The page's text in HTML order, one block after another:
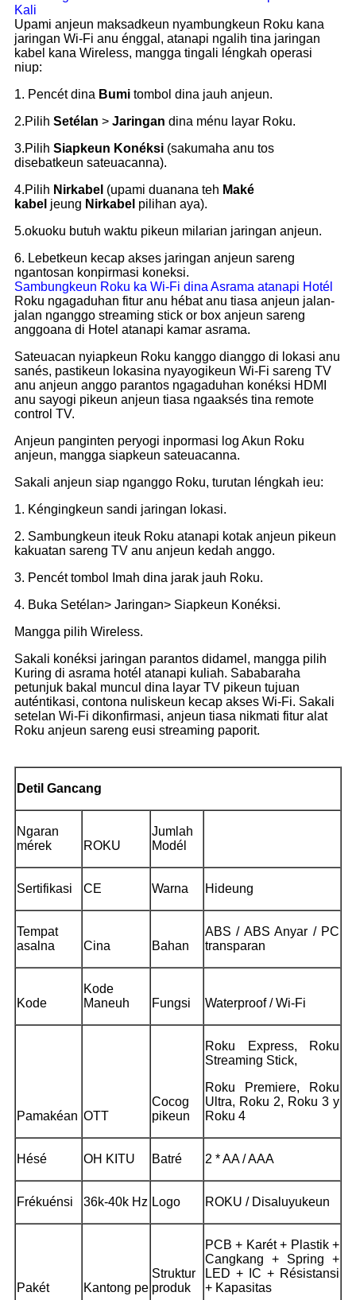
Kali
Upami anjeun maksadkeun nyambungkeun Roku kana
jaringan Wi-Fi anu énggal, atanapi ngalih tina jaringan
kabel kana Wireless, mangga tingali léngkah operasi
niup:
1. Pencét dina Bumi tombol dina jauh anjeun.
2.Pilih Setélan > Jaringan dina ménu layar Roku.
3.Pilih Siapkeun Konéksi (sakumaha anu tos
disebatkeun sateuacanna).
4.Pilih Nirkabel (upami duanana teh Maké
kabel jeung Nirkabel pilihan aya).
5.okuoku butuh waktu pikeun milarian jaringan anjeun.
6. Lebetkeun kecap akses jaringan anjeun sareng
ngantosan konpirmasi koneksi.
Sambungkeun Roku ka Wi-Fi dina Asrama atanapi Hotél
Roku ngagaduhan fitur anu hébat anu tiasa anjeun jalan-
jalan nganggo streaming stick or box anjeun sareng
anggoana di Hotel atanapi kamar asrama.
Sateuacan nyiapkeun Roku kanggo dianggo di lokasi anu
sanés, pastikeun lokasina nyayogikeun Wi-Fi sareng TV
anu anjeun anggo parantos ngagaduhan konéksi HDMI
anu sayogi pikeun anjeun tiasa ngaaksés tina remote
control TV.
Anjeun panginten peryogi inpormasi log Akun Roku
anjeun, mangga siapkeun sateuacanna.
Sakali anjeun siap nganggo Roku, turutan léngkah ieu:
1. Kéngingkeun sandi jaringan lokasi.
2. Sambungkeun iteuk Roku atanapi kotak anjeun pikeun
kakuatan sareng TV anu anjeun kedah anggo.
3. Pencét tombol Imah dina jarak jauh Roku.
4. Buka Setélan> Jaringan> Siapkeun Konéksi.
Mangga pilih Wireless.
Sakali konéksi jaringan parantos didamel, mangga pilih
Kuring di asrama hotél atanapi kuliah. Sababaraha
petunjuk bakal muncul dina layar TV pikeun tujuan
auténtikasi, contona nuliskeun kecap akses Wi-Fi. Sakali
setelan Wi-Fi dikonfirmasi, anjeun tiasa nikmati fitur alat
Roku anjeun sareng eusi streaming paporit.
Detil Gancang
Ngaran
mérek
ROKU
Jumlah
Modél
Sertifikasi CE Warna Hideung
Tempat
asalna
Cina Bahan
ABS / ABS Anyar / PC
transparan
Kode
Kode
Maneuh
Fungsi Waterproof / Wi-Fi
Pamakéan OTT
Cocog
pikeun
Roku Express, Roku
Streaming Stick,
Roku Premiere, Roku
Ultra, Roku 2, Roku 3 y
Roku 4
Hésé OH KITU Batré 2 * AA / AAA
Frékuénsi 36k-40k Hz Logo ROKU / Disaluyukeun
Pakét Kantong pe
Struktur
produk
PCB + Karét + Plastik +
Cangkang + Spring +
LED + IC + Résistansi
+ Kapasitas